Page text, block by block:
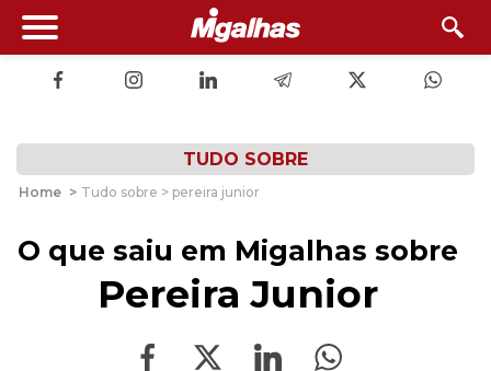
TUDO SOBRE
Home > Tudo sobre > pereira junior
O que saiu em Migalhas sobre
Pereira Junior